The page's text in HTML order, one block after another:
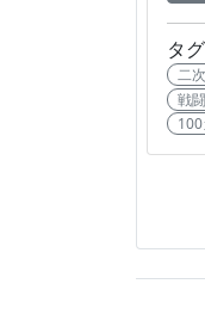
タ
二
戦
100